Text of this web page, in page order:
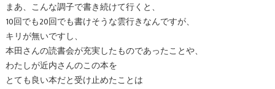
まあ、こんな調子で書き続けて行くと、
10回でも20回でも書けそうな雲行きなんですが、
キリが無いですし、
本田さんの読書会が充実したものであったことや、
わたしが近内さんのこの本を
とても良い本だと受け止めたことは